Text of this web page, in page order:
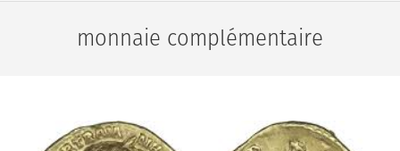
monnaie complémentaire